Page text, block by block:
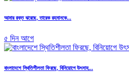
আমার রক্ত ঝরেছে, তারেক রহমানকে...
৫ দিন আগে
বাংলাদেশে স্থিতিশীলতা ফিরছে, বিনিয়োগে উৎসাহ...